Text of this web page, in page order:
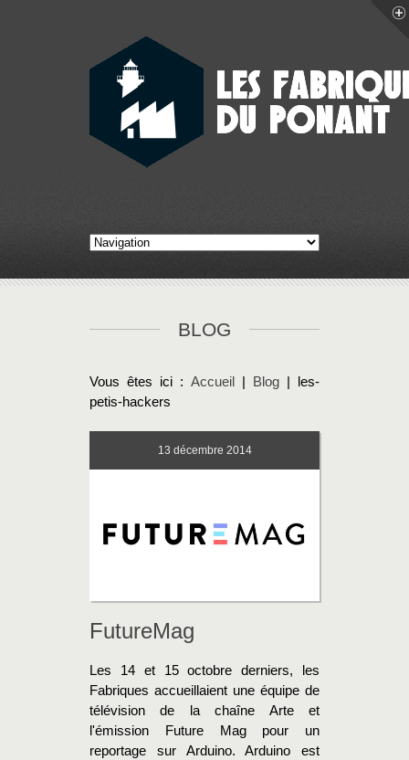
BLOG
Vous êtes ici : Accueil Blog| les-
petis-hackers
13 décembre 2014
FutureMag
Les 14 et 15 octobre derniers, les
Fabriques accueillaient une équipe de
télévision de la chaîne Arte et
l'émission Future Mag pour un
reportage sur Arduino. Arduino est